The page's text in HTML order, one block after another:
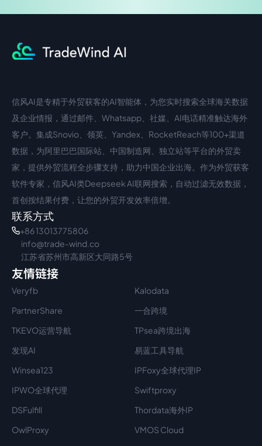
中文入口
信风AI是专精于外贸获客的AI智能体，为您实时搜索全球海关数据
及企业情报，通过邮件、Whatsapp、社媒、AI电话精准触达海外
客户。集成Snovio、领英、Yandex、RocketReach等100+渠道
数据，为阿里巴巴国际站、中国制造网、独立站等平台的外贸卖
家，提供外贸流程全步骤支持，助力中国企业出海。作为外贸获客
软件专家，信风AI类Deepseek AI联网搜索，自动过滤无效数据，
首创按结果付费，让您的外贸开发效率倍增。
联系方式
+86 13013775806
info@trade-wind.co
江苏省苏州市高新区大同路5号
友情链接
Veryfb
Kalodata
PartnerShare
一合跨境
TKEVO运营导航
TPsea跨境出海
发现AI
易蓝工具导航
Winsea123
IPFoxy全球代理IP
IPWO全球代理
Swiftproxy
DSFulfill
Thordata海外IP
OwlProxy
VMOS Cloud